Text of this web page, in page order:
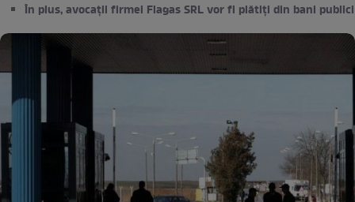
În plus, avocații firmei Flagas SRL vor fi plătiți din bani publici